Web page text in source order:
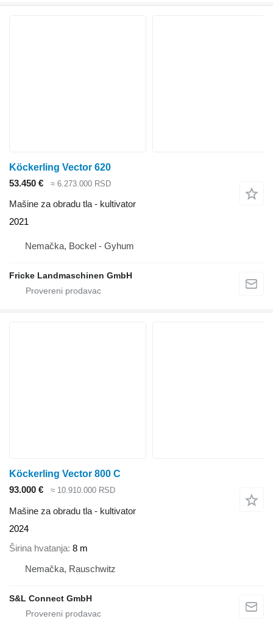
Köckerling Vector 620
53.450 €
≈ 6.273.000 RSD
Mašine za obradu tla - kultivator
2021
Nemačka, Bockel - Gyhum
Fricke Landmaschinen GmbH
Köckerling Vector 800 C
93.000 €
≈ 10.910.000 RSD
Mašine za obradu tla - kultivator
2024
Širina hvatanja 8 m
Nemačka, Rauschwitz
S&L Connect GmbH